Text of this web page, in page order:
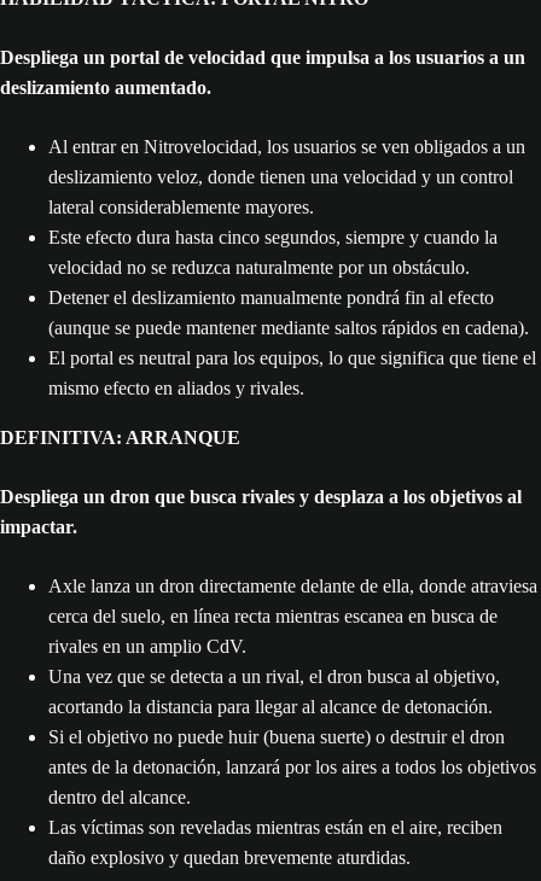
Despliega un portal de velocidad que impulsa a los usuarios a un
deslizamiento aumentado.
Al entrar en Nitrovelocidad, los usuarios se ven obligados a un
deslizamiento veloz, donde tienen una velocidad y un control
lateral considerablemente mayores.
Este efecto dura hasta cinco segundos, siempre y cuando la
velocidad no se reduzca naturalmente por un obstáculo.
Detener el deslizamiento manualmente pondrá fin al efecto
(aunque se puede mantener mediante saltos rápidos en cadena).
El portal es neutral para los equipos, lo que significa que tiene el
mismo efecto en aliados y rivales.
DEFINITIVA: ARRANQUE
Despliega un dron que busca rivales y desplaza a los objetivos al
impactar.
Axle lanza un dron directamente delante de ella, donde atraviesa
cerca del suelo, en línea recta mientras escanea en busca de
rivales en un amplio CdV.
Una vez que se detecta a un rival, el dron busca al objetivo,
acortando la distancia para llegar al alcance de detonación.
Si el objetivo no puede huir (buena suerte) o destruir el dron
antes de la detonación, lanzará por los aires a todos los objetivos
dentro del alcance.
Las víctimas son reveladas mientras están en el aire, reciben
daño explosivo y quedan brevemente aturdidas.